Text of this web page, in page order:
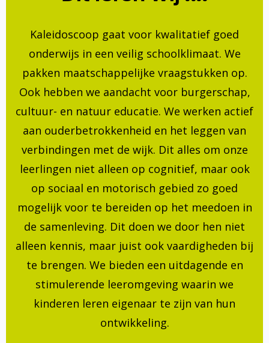
Kaleidoscoop gaat voor kwalitatief goed
onderwijs in een veilig schoolklimaat. We
pakken maatschappelijke vraagstukken op.
Ook hebben we aandacht voor burgerschap,
cultuur- en natuur educatie. We werken actief
aan ouderbetrokkenheid en het leggen van
verbindingen met de wijk. Dit alles om onze
leerlingen niet alleen op cognitief, maar ook
op sociaal en motorisch gebied zo goed
mogelijk voor te bereiden op het meedoen in
de samenleving. Dit doen we door hen niet
alleen kennis, maar juist ook vaardigheden bij
te brengen. We bieden een uitdagende en
stimulerende leeromgeving waarin we
kinderen leren eigenaar te zijn van hun
ontwikkeling.